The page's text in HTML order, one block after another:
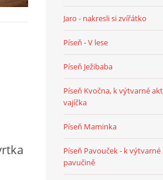
Jaro - nakresli si zvířátko
Píseň - V lese
Píseň Ježibaba
Píseň Kvočna, k výtvarné
vajíčka
Píseň Maminka
Píseň Pavouček - k
pavučině